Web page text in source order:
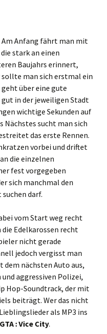
Am Anfang fährt man mit
stark an einen
Baujahrs erinnert,
sollte man sich erstmal ein
über eine gute
in der jeweiligen Stadt
wichtige Sekunden auf
Nächstes sucht man sich
das erste Rennen.
vorbei und driftet
die einzelnen
fest vorgegeben
sich manchmal den
darf.
vom Start weg recht
die Edelkarossen recht
nicht gerade
jedoch vergisst man
dem nächsten Auto aus,
aggressiven Polizei,
Hop-Soundtrack, der mit
beiträgt. Wer das nicht
als MP3 ins
GTA : Vice City.